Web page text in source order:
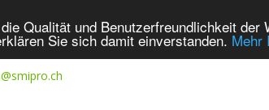
Qualität und Benutzerfreundlichkeit
Sie sich damit einverstanden. Mehr